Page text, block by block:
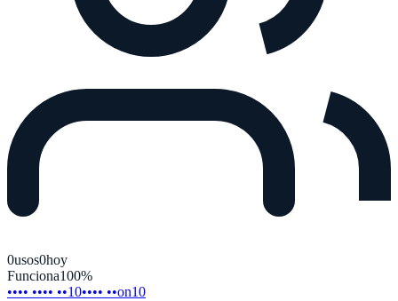
0usos0hoy
Funciona100%
•••• •••• ••10•••• ••on10